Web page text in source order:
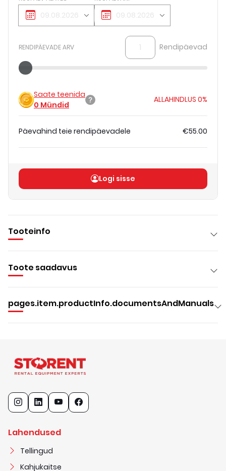
RENDIPÄEVADE ARV Rendipäevad
Saate teenida
0 Mündid
ALLAHINDLUS 0%
Päevahind teie rendipäevadele €55.00
Logi sisse
Tooteinfo
Toote saadavus
pages.item.productInfo.documentsAndManuals
Lahendused
Tellingud
Kahjukaitse